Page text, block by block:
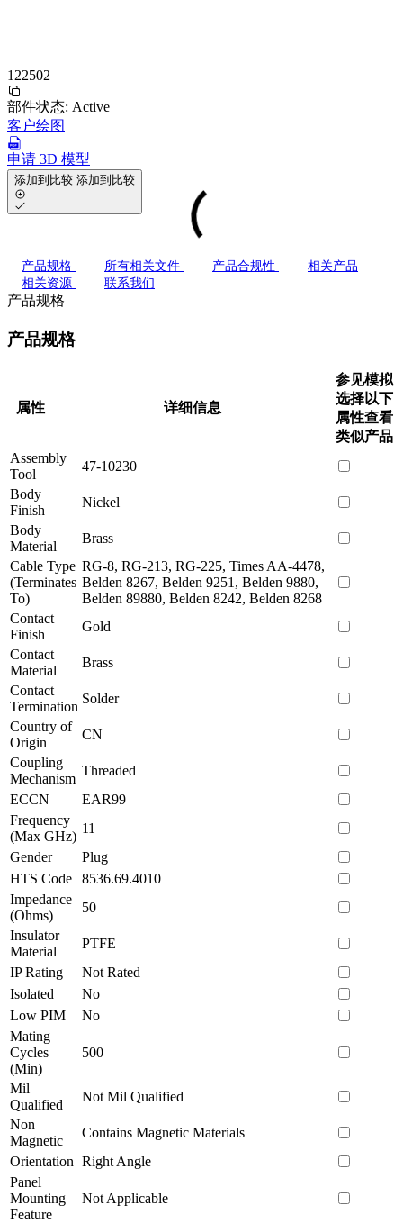
122502
部件状态: Active
客户绘图
申请 3D 模型
添加到比较 添加到比较
产品规格 所有相关文件 产品合规性
相关产品
相关资源
联系我们
产品规格
产品规格
属性 详细信息
参见模拟
选择以下
属性查看
类似产品
Assembly
Tool
47-10230
Body
Finish
Nickel
Body
Material
Brass
Cable Type
(Terminates
To)
RG-8, RG-213, RG-225, Times AA-4478,
Belden 8267, Belden 9251, Belden 9880,
Belden 89880, Belden 8242, Belden 8268
Contact
Finish
Gold
Contact
Material
Brass
Contact
Termination
Solder
Country of
Origin
CN
Coupling
Mechanism
Threaded
ECCN
EAR99
Frequency
(Max GHz)
11
Gender
Plug
HTS Code
8536.69.4010
Impedance
(Ohms)
50
Insulator
Material
PTFE
IP Rating
Not Rated
Isolated
No
Low PIM
No
Mating
Cycles
(Min)
500
Mil
Qualified
Not Mil Qualified
Non
Magnetic
Contains Magnetic Materials
Orientation Right Angle
Panel
Mounting
Feature
Not Applicable